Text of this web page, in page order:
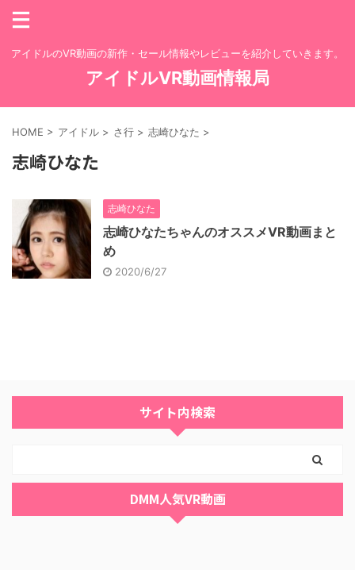
アイドルのVR動画の新作・セール情報やレビューを紹介していきます。
アイドルVR動画情報局
HOME > アイドル > さ行 > 志崎ひなた >
志崎ひなた
志崎ひなた
志崎ひなたちゃんのオススメVR動画まと
め
2020/6/27
サイト内検索
DMM人気VR動画